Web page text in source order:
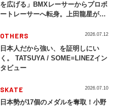
を広げる」BMXレーサーからプロボ
ートレーサーへ転身。上田龍星が体
OTHERS
日本人だから強い、を証明しにい
く。 TATSUYA / SOME≡LINEZイン
タビュー
2026.07.12
SKATE
日本勢が17個のメダルを奪取！小野
2026.07.10